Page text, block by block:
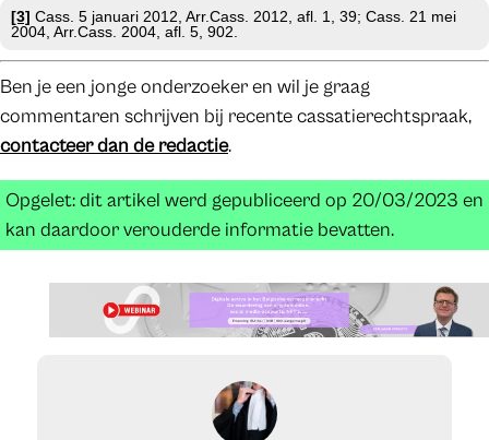
[3] Cass. 5 januari 2012, Arr.Cass. 2012, afl. 1, 39; Cass. 21 mei
2004, Arr.Cass. 2004, afl. 5, 902.
Ben je een jonge onderzoeker en wil je graag
commentaren schrijven bij recente cassatierechtspraak,
contacteer dan de redactie.
Opgelet: dit artikel werd gepubliceerd op 20/03/2023 en
kan daardoor verouderde informatie bevatten.